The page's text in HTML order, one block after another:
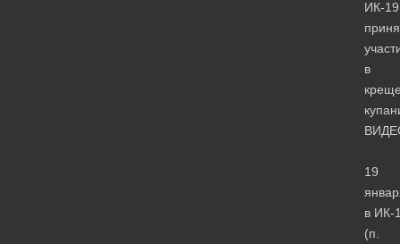
ИК-19
в
19
в ИК-
(п.